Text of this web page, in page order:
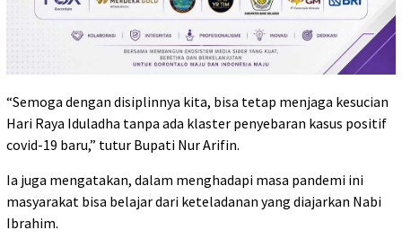
“Semoga dengan disiplinnya kita, bisa tetap menjaga kesucian
Hari Raya Iduladha tanpa ada klaster penyebaran kasus positif
covid-19 baru,” tutur Bupati Nur Arifin.
Ia juga mengatakan, dalam menghadapi masa pandemi ini
masyarakat bisa belajar dari keteladanan yang diajarkan Nabi
Ibrahim.